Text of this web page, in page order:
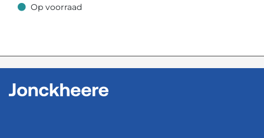
Op voorraad
Op voorraad